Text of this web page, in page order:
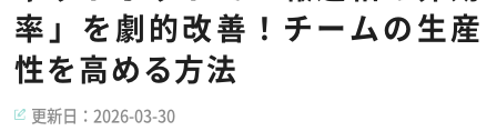
率」を劇的改善！チームの生産
性を高める方法
更新日：2026-03-30